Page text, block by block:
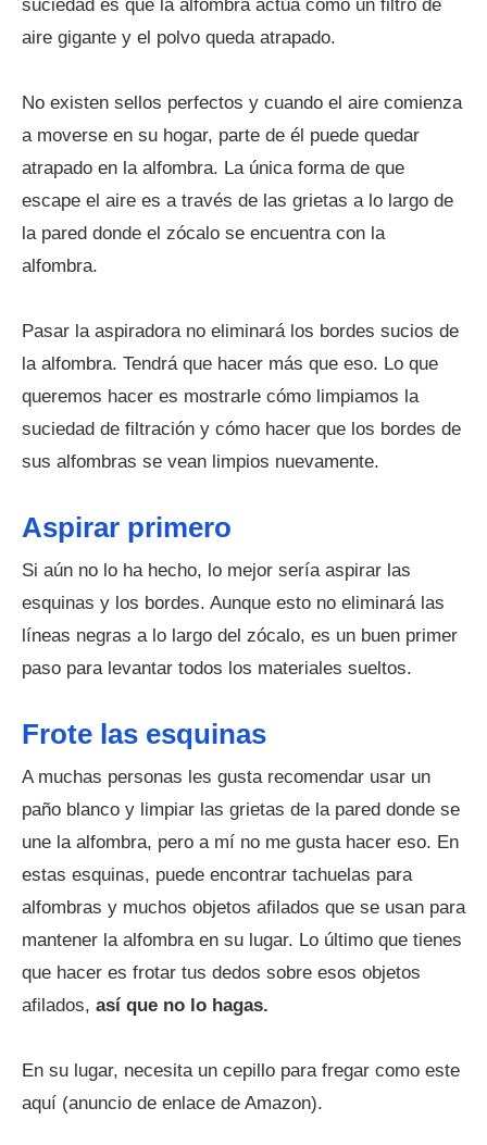
suciedad es que la alfombra actúa como un filtro de
aire gigante y el polvo queda atrapado.
No existen sellos perfectos y cuando el aire comienza
a moverse en su hogar, parte de él puede quedar
atrapado en la alfombra. La única forma de que
escape el aire es a través de las grietas a lo largo de
la pared donde el zócalo se encuentra con la
alfombra.
Pasar la aspiradora no eliminará los bordes sucios de
la alfombra. Tendrá que hacer más que eso. Lo que
queremos hacer es mostrarle cómo limpiamos la
suciedad de filtración y cómo hacer que los bordes de
sus alfombras se vean limpios nuevamente.
Aspirar primero
Si aún no lo ha hecho, lo mejor sería aspirar las
esquinas y los bordes. Aunque esto no eliminará las
líneas negras a lo largo del zócalo, es un buen primer
paso para levantar todos los materiales sueltos.
Frote las esquinas
A muchas personas les gusta recomendar usar un
paño blanco y limpiar las grietas de la pared donde se
une la alfombra, pero a mí no me gusta hacer eso. En
estas esquinas, puede encontrar tachuelas para
alfombras y muchos objetos afilados que se usan para
mantener la alfombra en su lugar. Lo último que tienes
que hacer es frotar tus dedos sobre esos objetos
afilados, así que no lo hagas.
En su lugar, necesita un cepillo para fregar como este
aquí (anuncio de enlace de Amazon).